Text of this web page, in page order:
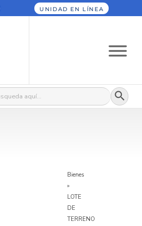
UNIDAD EN LÍNEA
Botón
Bienes
»
LOTE
DE
TERRENO